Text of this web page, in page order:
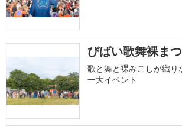
びばい歌舞裸ま
歌と舞と裸みこしが織り
一大イベント